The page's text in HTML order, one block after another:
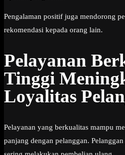
Pengalaman positif juga mendorong
rekomendasi kepada orang lain.
Pelayanan
Tinggi
Loyalitas
Pelayanan yang berkualitas mampu
panjang dengan pelanggan.